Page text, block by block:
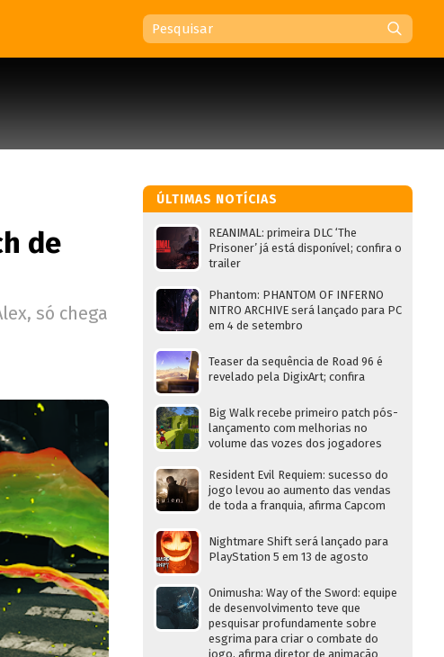
de
só chega
ÚLTIMAS NOTÍCIAS
REANIMAL: primeira DLC ‘The
Prisoner’ já está disponível; confira o
trailer
Phantom: PHANTOM OF INFERNO
NITRO ARCHIVE será lançado para PC
em 4 de setembro
Teaser da sequência de Road 96 é
revelado pela DigixArt; confira
Big Walk recebe primeiro patch pós-
lançamento com melhorias no
volume das vozes dos jogadores
Resident Evil Requiem: sucesso do
jogo levou ao aumento das vendas
de toda a franquia, afirma Capcom
Nightmare Shift será lançado para
PlayStation 5 em 13 de agosto
Onimusha: Way of the Sword: equipe
de desenvolvimento teve que
pesquisar profundamente sobre
esgrima para criar o combate do
jogo, afirma diretor de animação